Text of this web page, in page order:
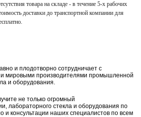
товара на складе - в течение 5-х рабочих
доставки до транспортной компании для
.
и плодотворно сотрудничает с
мировыми производителями промышленной
и оборудования.
не только огромный
лабораторного стекла и оборудования по
и консультации наших специалистов по всем